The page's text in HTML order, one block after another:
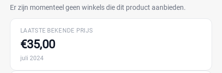
Er zijn momenteel geen winkels die dit product aanbieden.
LAATSTE BEKENDE PRIJS
€35,00
juli 2024